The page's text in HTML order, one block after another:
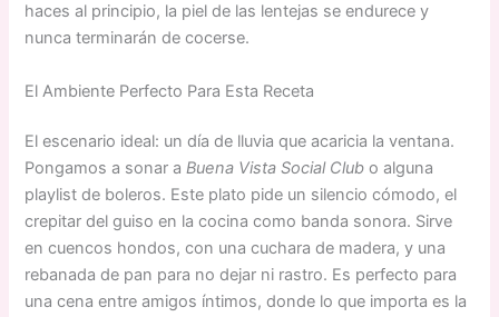
haces al principio, la piel de las lentejas se endurece y
nunca terminarán de cocerse.
El Ambiente Perfecto Para Esta Receta
El escenario ideal: un día de lluvia que acaricia la ventana.
Pongamos a sonar aBuena Vista Social Club o alguna
playlist de boleros. Este plato pide un silencio cómodo, el
crepitar del guiso en la cocina como banda sonora. Sirve
en cuencos hondos, con una cuchara de madera, y una
rebanada de pan para no dejar ni rastro. Es perfecto para
una cena entre amigos íntimos, donde lo que importa es la